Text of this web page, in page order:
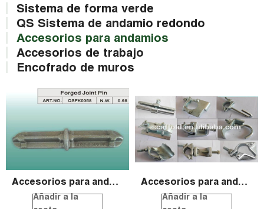
Sistema de forma verde
QS Sistema de andamio redondo
Accesorios para andamios
Accesorios de trabajo
Encofrado de muros
Accesorios para andamios
Añadir a la
Accesorios para andamios
Añadir a la